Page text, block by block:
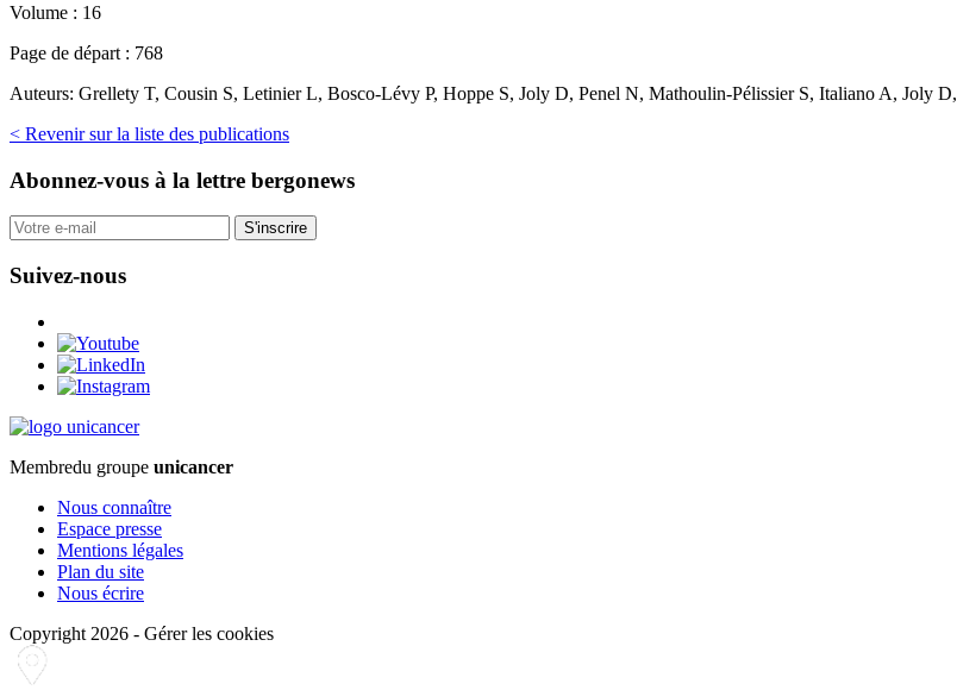
Volume : 16
Page de départ : 768
Auteurs: Grellety T, Cousin S, Letinier L, Bosco-Lévy P, Hoppe S, Joly D, Penel N, Mathoulin-Pélissier S, Italiano A, Joly D,
< Revenir sur la liste des publications
Abonnez-vous à la lettre bergonews
S'inscrire
Suivez-nous
Membredu groupe unicancer
Nous connaître
Espace presse
Mentions légales
Plan du site
Nous écrire
Copyright 2026 - Gérer les cookies